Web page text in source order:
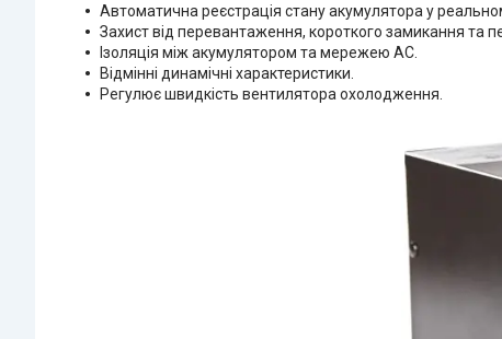
Автоматична реєстрація стану акумулятора у
Захист від перевантаження, короткого замикання та
Ізоляція між акумулятором та мережею AC.
Відмінні динамічні характеристики.
Регулює швидкість вентилятора охолодження.